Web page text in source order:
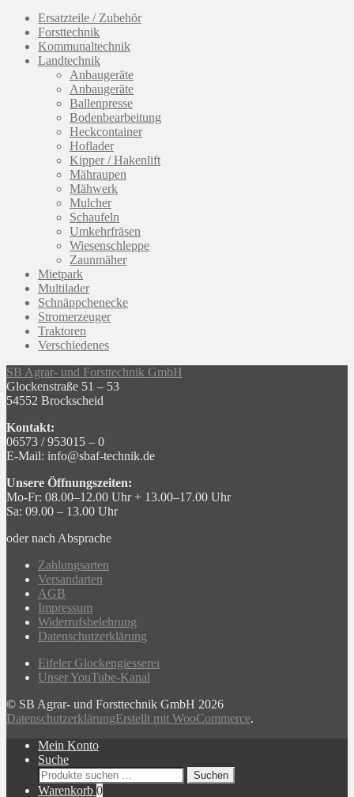
Ersatzteile / Zubehör
Forsttechnik
Kommunaltechnik
Landtechnik
Anbaugeräte
Anbaugeräte
Ballenpresse
Bodenbearbeitung
Heckcontainer
Hoflader
Kipper / Hakenlift
Mähraupen
Mähwerk
Mulcher
Schaufeln
Umkehrfräsen
Wiesenschleppe
Zaunmäher
Mietpark
Multilader
Schnäppchenecke
Stromerzeuger
Traktoren
Verschiedenes
SB Agrar- und Forsttechnik GmbH
Glockenstraße 51 – 53
54552 Brockscheid
Kontakt:
06573 / 953015 – 0
E-Mail: info@sbaf-technik.de
Unsere Öffnungszeiten:
Mo-Fr: 08.00–12.00 Uhr + 13.00–17.00 Uhr
Sa: 09.00 – 13.00 Uhr
oder nach Absprache
Zahlungsarten
Versandarten
AGB
Impressum
Widerrufsbelehrung
Datenschutzerklärung
Eifeler Glockengiesserei
Unser YouTube-Kanal
© SB Agrar- und Forsttechnik GmbH 2026
DatenschutzerklärungErstellt mit WooCommerce.
Mein Konto
Suche
Suchen
nach:
Suchen
Warenkorb 0